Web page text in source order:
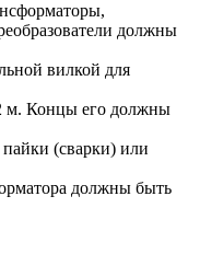
должны
вилкой для
м. Концы его должны
(сварки) или
должны быть